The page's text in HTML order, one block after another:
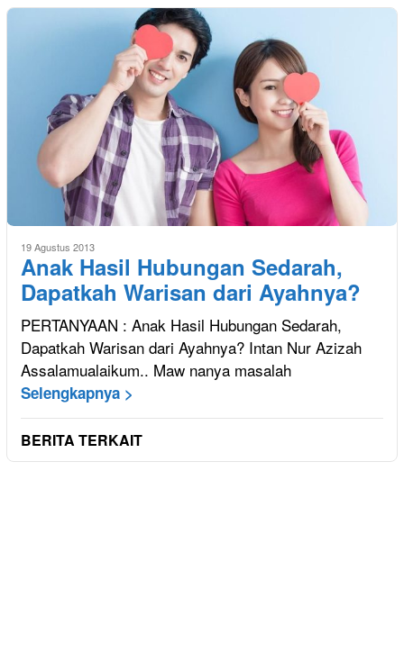
19 Agustus 2013
Anak Hasil Hubungan Sedarah,
Dapatkah Warisan dari Ayahnya?
PERTANYAAN : Anak Hasil Hubungan Sedarah,
Dapatkah Warisan dari Ayahnya? Intan Nur Azizah
Assalamualaikum.. Maw nanya masalah
Selengkapnya >
BERITA TERKAIT